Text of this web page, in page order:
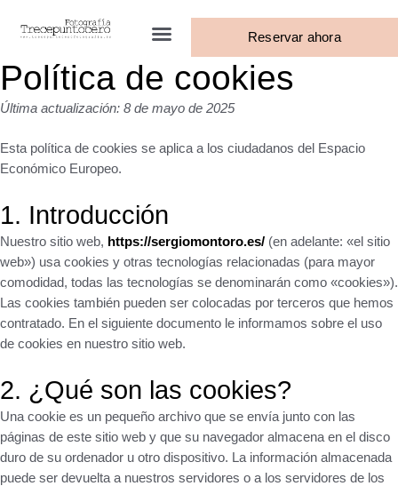
Menu Reservar ahora
Política de cookies
Última actualización: 8 de mayo de 2025
Esta política de cookies se aplica a los ciudadanos del Espacio
Económico Europeo.
1. Introducción
Nuestro sitio web, https://sergiomontoro.es/ (en adelante: «el sitio
web») usa cookies y otras tecnologías relacionadas (para mayor
comodidad, todas las tecnologías se denominarán como «cookies»).
Las cookies también pueden ser colocadas por terceros que hemos
contratado. En el siguiente documento le informamos sobre el uso
de cookies en nuestro sitio web.
2. ¿Qué son las cookies?
Una cookie es un pequeño archivo que se envía junto con las
páginas de este sitio web y que su navegador almacena en el disco
duro de su ordenador u otro dispositivo. La información almacenada
puede ser devuelta a nuestros servidores o a los servidores de los